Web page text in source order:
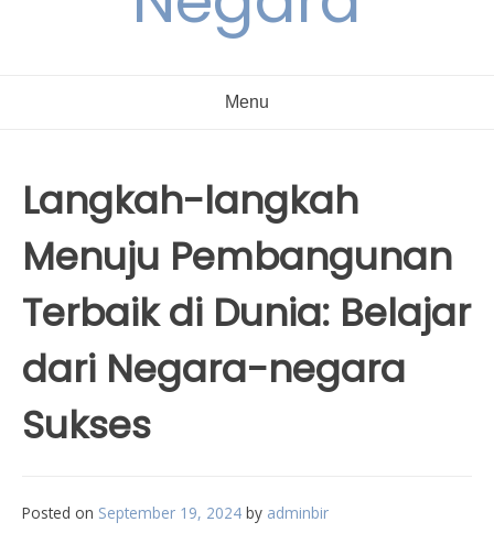
Menu
Langkah-langkah
Menuju Pembangunan
Terbaik di Dunia: Belajar
dari Negara-negara
Sukses
Posted on September 19, 2024 by adminbir